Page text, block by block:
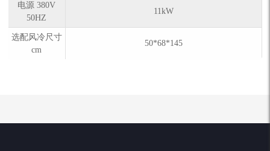
电源 380V
50HZ
11kW
选配风冷尺寸
cm
50*68*145